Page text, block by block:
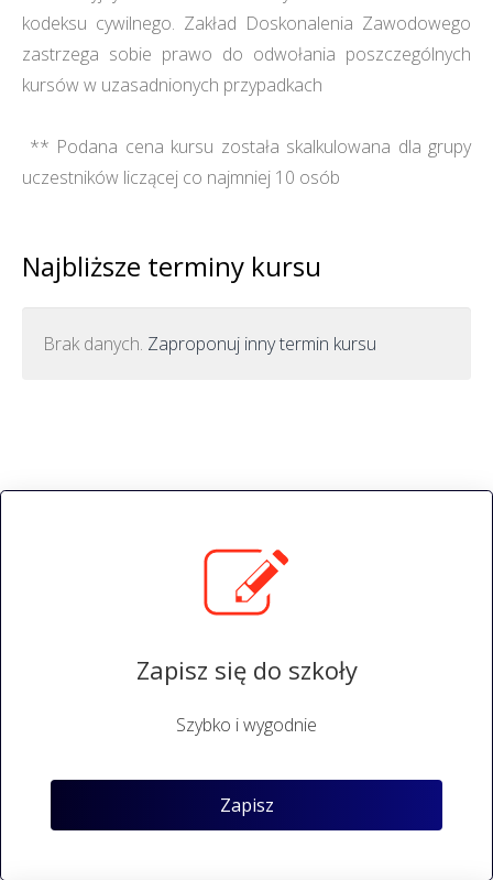
kodeksu cywilnego. Zakład Doskonalenia Zawodowego
zastrzega sobie prawo do odwołania poszczególnych
kursów w uzasadnionych przypadkach
** Podana cena kursu została skalkulowana dla grupy
uczestników liczącej co najmniej 10 osób
Najbliższe terminy kursu
Brak danych. Zaproponuj inny termin kursu
Zapisz się do szkoły
Szybko i wygodnie
Zapisz